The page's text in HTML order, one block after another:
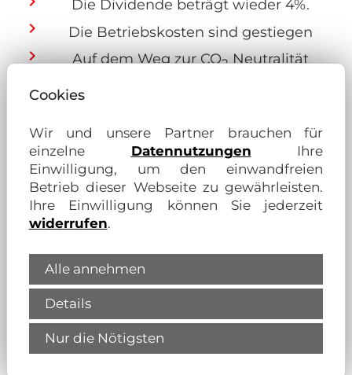
Die Dividende beträgt wieder 4%.
Die Betriebskosten sind gestiegen
Auf dem Weg zur CO2Neutralität
Die Probleme mit Techem sind
bekannt.
Es gibt wieder eine Sperrmüll - Aktion
bis Ende August. Es gilt: Sperrmüll
anmelden und Quittung einreichen.
Genossenschaft in 2025 erneut einen
Höchstbetrag von rund 2,6 MioEUR
aus; das entspricht umgerechnet 2,82
EUR pro m² Wohnfläche und Monat.
Die Hälfte davon floss in
Modernisierungen!
Cookies
Wir und unsere Partner brauchen für
einzelne Datennutzungen Ihre
Einwilligung, um den einwandfreien
Betrieb dieser Webseite zu gewährleisten.
Ihre Einwilligung können Sie jederzeit
widerrufen.
Alle annehmen
Details
Nur die Nötigsten